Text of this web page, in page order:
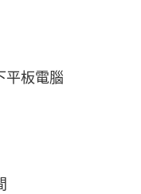
平板電腦